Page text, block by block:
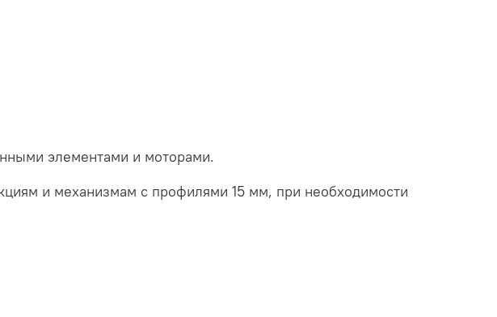
элементами и моторами.
и механизмам с профилями 15 мм, при необходимости